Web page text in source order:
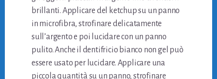
brillanti. Applicare del ketchup su un panno
in microfibra, strofinare delicatamente
sull’argento e poi lucidare con un panno
pulito. Anche il dentifricio bianco non gel può
essere usato per lucidare. Applicare una
piccola quantità su un panno, strofinare